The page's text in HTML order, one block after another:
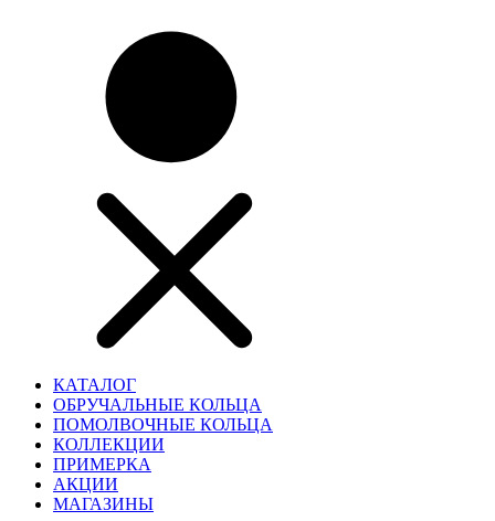
КАТАЛОГ
ОБРУЧАЛЬНЫЕ КОЛЬЦА
ПОМОЛВОЧНЫЕ КОЛЬЦА
КОЛЛЕКЦИИ
ПРИМЕРКА
АКЦИИ
МАГАЗИНЫ